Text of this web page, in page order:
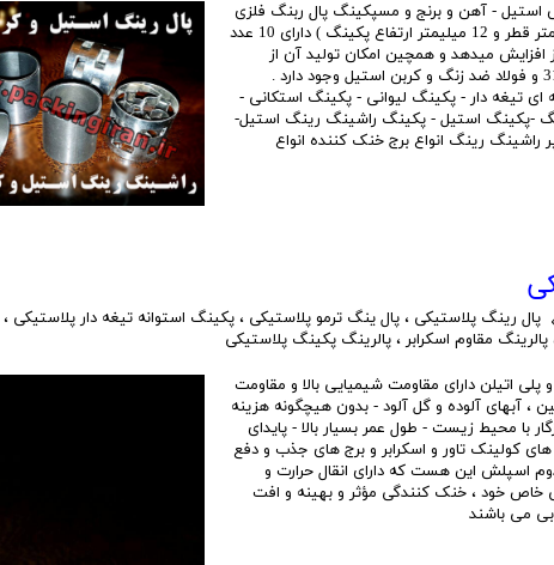
استیل - آهن و برنج و مسپکینگ پال ربنگ فلزی
در کوچکترین سایز یعنی 1/2 اینچ ( 12 میلیمتر قطر و 12 میلیمتر ارتفاع پکینگ ) دارای 10 عدد
افزایش میدهد و همچین امکان تولید آن از
جنس استیل 304 - استیل 316 - استیل 316L و فولاد ضد زنگ و کربن استیل وجود دارد .
تیغه دار - پکینگ لیوانی - پکینگ استکانی -
-پکینگ استیل - پکینگ راشینگ رینگ استیل-
رینگ انواع برج خنک کننده انواع
پال رینگ پلاستیکی ، پال ینگ ترمو پلاستیکی ، پکینگ استوانه تیغه دار پلاستیکی ،
پالرینگ مقاوم اسکرابر ، پالرینگ پکینگ پلاستیکی
اتیلن دارای مقاومت شیمیایی بالا و مقاومت
، آبهای آلوده و گل آلود - بدون هیچگونه هزینه
با محیط زیست - طول عمر بسیار بالا - پایدای
کولینک تاور و اسکرابر و برج های جذب و دفع
اسپلش این هست که دارای انقال حرارت و
خاص خود ، خنک کنندگی مؤثر و بهینه و افت
می باشند